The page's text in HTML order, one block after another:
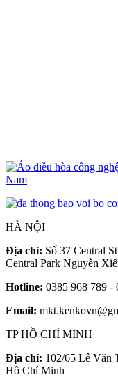
HÀ NỘI
Địa chỉ: Số 37 Central
Central Park Nguyễn
Hotline: 0385 968 789 -
Email:
TP HỒ CHÍ MINH
Địa chỉ: 102/65 Lê Văn
Hồ Chí Minh